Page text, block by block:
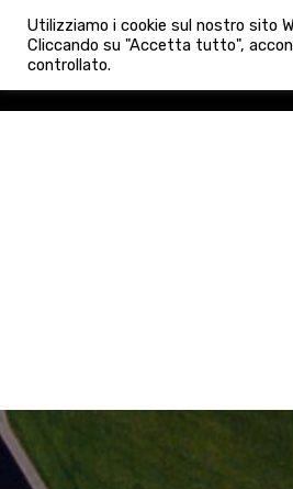
Utilizziamo i cookie sul nostro sito
Cliccando su "Accetta tutto",
controllato.